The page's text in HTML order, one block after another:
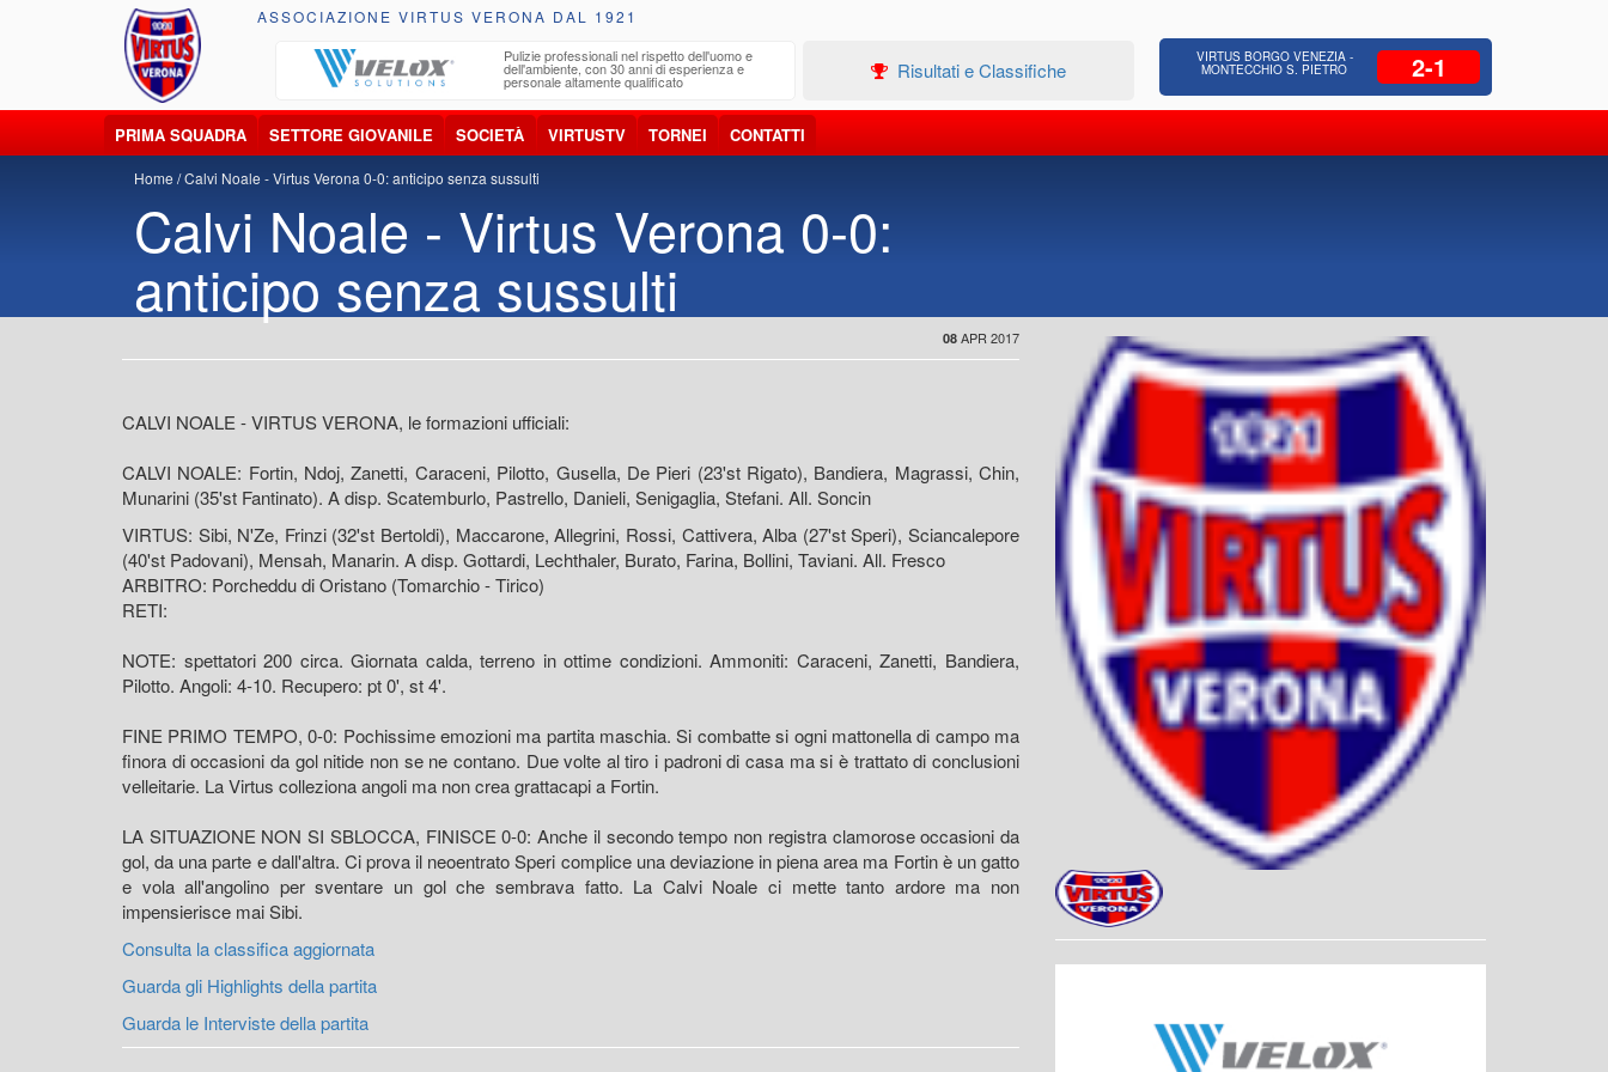
ASSOCIAZIONE VIRTUS VERONA DAL 1921
trasporto, smaltimento e recupero di Pulizie professionali nel rispetto dell'uomo e
dell'ambiente, con 30 anni di esperienza e
personale altamente qualificato
Edilizia Residenziale, Opere pubbliche,
Progettazione Strade, Opere idrauliche, Bonifica
Risultati e Classifiche
VIRTUS BORGO VENEZIA -
MONTECCHIO S. PIETRO 2-1
PRIMA SQUADRA SETTORE GIOVANILE SOCIETÀ VIRTUSTV TORNEI CONTATTI
Home Calvi Noale - Virtus Verona 0-0: anticipo senza sussulti
Calvi Noale - Virtus Verona 0-0:
anticipo senza sussulti
08 APR 2017
CALVI NOALE - VIRTUS VERONA, le formazioni ufficiali:
CALVI NOALE: Fortin, Ndoj, Zanetti, Caraceni, Pilotto, Gusella, De Pieri (23'st Rigato), Bandiera, Magrassi, Chin,
Munarini (35'st Fantinato). A disp. Scatemburlo, Pastrello, Danieli, Senigaglia, Stefani. All. Soncin
VIRTUS: Sibi, N'Ze, Frinzi (32'st Bertoldi), Maccarone, Allegrini, Rossi, Cattivera, Alba (27'st Speri), Sciancalepore
(40'st Padovani), Mensah, Manarin. A disp. Gottardi, Lechthaler, Burato, Farina, Bollini, Taviani. All. Fresco
ARBITRO: Porcheddu di Oristano (Tomarchio - Tirico)
RETI:
NOTE: spettatori 200 circa. Giornata calda, terreno in ottime condizioni. Ammoniti: Caraceni, Zanetti, Bandiera,
Pilotto. Angoli: 4-10. Recupero: pt 0', st 4'.
FINE PRIMO TEMPO, 0-0: Pochissime emozioni ma partita maschia. Si combatte si ogni mattonella di campo ma
finora di occasioni da gol nitide non se ne contano. Due volte al tiro i padroni di casa ma si è trattato di conclusioni
velleitarie. La Virtus colleziona angoli ma non crea grattacapi a Fortin.
LA SITUAZIONE NON SI SBLOCCA, FINISCE 0-0: Anche il secondo tempo non registra clamorose occasioni da
gol, da una parte e dall'altra. Ci prova il neoentrato Speri complice una deviazione in piena area ma Fortin è un gatto
e vola all'angolino per sventare un gol che sembrava fatto. La Calvi Noale ci mette tanto ardore ma non
impensierisce mai Sibi.
Consulta la classifica aggiornata
Guarda gli Highlights della partita
Guarda le Interviste della partita